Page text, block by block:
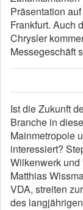
Präsentation
Frankfurt. Auch
Chrysler
Messegeschäft
Ist die Zukunft
Branche in
Mainmetropole
interessiert?
Wilkenwerk
Matthias
VDA, streiten
des